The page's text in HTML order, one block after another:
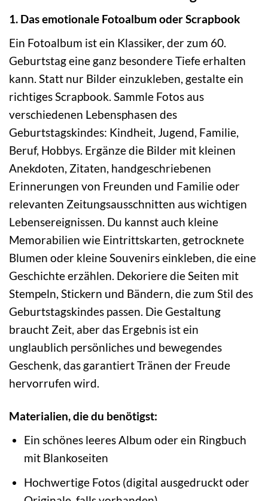
1. Das emotionale Fotoalbum oder Scrapbook
Ein Fotoalbum ist ein Klassiker, der zum 60.
Geburtstag eine ganz besondere Tiefe erhalten
kann. Statt nur Bilder einzukleben, gestalte ein
richtiges Scrapbook. Sammle Fotos aus
verschiedenen Lebensphasen des
Geburtstagskindes: Kindheit, Jugend, Familie,
Beruf, Hobbys. Ergänze die Bilder mit kleinen
Anekdoten, Zitaten, handgeschriebenen
Erinnerungen von Freunden und Familie oder
relevanten Zeitungsausschnitten aus wichtigen
Lebensereignissen. Du kannst auch kleine
Memorabilien wie Eintrittskarten, getrocknete
Blumen oder kleine Souvenirs einkleben, die eine
Geschichte erzählen. Dekoriere die Seiten mit
Stempeln, Stickern und Bändern, die zum Stil des
Geburtstagskindes passen. Die Gestaltung
braucht Zeit, aber das Ergebnis ist ein
unglaublich persönliches und bewegendes
Geschenk, das garantiert Tränen der Freude
hervorrufen wird.
Materialien, die du benötigst:
Ein schönes leeres Album oder ein Ringbuch
mit Blankoseiten
Hochwertige Fotos (digital ausgedruckt oder